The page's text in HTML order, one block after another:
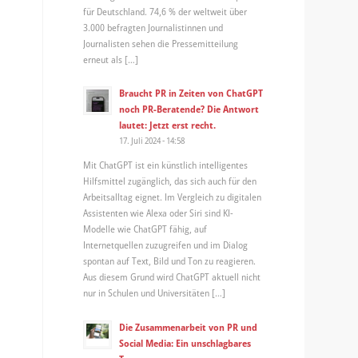
für Deutschland. 74,6 % der weltweit über
3.000 befragten Journalistinnen und
Journalisten sehen die Pressemitteilung
erneut als […]
Braucht PR in Zeiten von ChatGPT
noch PR-Beratende? Die Antwort
lautet: Jetzt erst recht.
17. Juli 2024 - 14:58
Mit ChatGPT ist ein künstlich intelligentes
Hilfsmittel zugänglich, das sich auch für den
Arbeitsalltag eignet. Im Vergleich zu digitalen
Assistenten wie Alexa oder Siri sind KI-
Modelle wie ChatGPT fähig, auf
Internetquellen zuzugreifen und im Dialog
spontan auf Text, Bild und Ton zu reagieren.
Aus diesem Grund wird ChatGPT aktuell nicht
nur in Schulen und Universitäten […]
Die Zusammenarbeit von PR und
Social Media: Ein unschlagbares